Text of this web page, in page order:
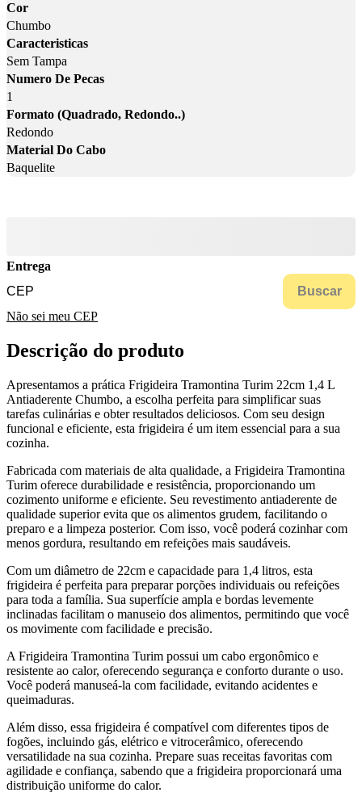
Cor
Chumbo
Caracteristicas
Sem Tampa
Numero De Pecas
1
Formato (Quadrado, Redondo..)
Redondo
Material Do Cabo
Baquelite
Entrega
Buscar
Não sei meu CEP
Descrição do produto
Apresentamos a prática Frigideira Tramontina Turim 22cm 1,4 L
Antiaderente Chumbo, a escolha perfeita para simplificar suas
tarefas culinárias e obter resultados deliciosos. Com seu design
funcional e eficiente, esta frigideira é um item essencial para a sua
cozinha.
Fabricada com materiais de alta qualidade, a Frigideira Tramontina
Turim oferece durabilidade e resistência, proporcionando um
cozimento uniforme e eficiente. Seu revestimento antiaderente de
qualidade superior evita que os alimentos grudem, facilitando o
preparo e a limpeza posterior. Com isso, você poderá cozinhar com
menos gordura, resultando em refeições mais saudáveis.
Com um diâmetro de 22cm e capacidade para 1,4 litros, esta
frigideira é perfeita para preparar porções individuais ou refeições
para toda a família. Sua superfície ampla e bordas levemente
inclinadas facilitam o manuseio dos alimentos, permitindo que você
os movimente com facilidade e precisão.
A Frigideira Tramontina Turim possui um cabo ergonômico e
resistente ao calor, oferecendo segurança e conforto durante o uso.
Você poderá manuseá-la com facilidade, evitando acidentes e
queimaduras.
Além disso, essa frigideira é compatível com diferentes tipos de
fogões, incluindo gás, elétrico e vitrocerâmico, oferecendo
versatilidade na sua cozinha. Prepare suas receitas favoritas com
agilidade e confiança, sabendo que a frigideira proporcionará uma
distribuição uniforme do calor.